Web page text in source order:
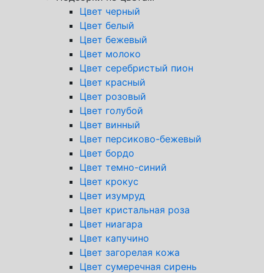
Цвет черный
Цвет белый
Цвет бежевый
Цвет молоко
Цвет серебристый пион
Цвет красный
Цвет розовый
Цвет голубой
Цвет винный
Цвет персиково-бежевый
Цвет бордо
Цвет темно-синий
Цвет крокус
Цвет изумруд
Цвет кристальная роза
Цвет ниагара
Цвет капучино
Цвет загорелая кожа
Цвет сумеречная сирень